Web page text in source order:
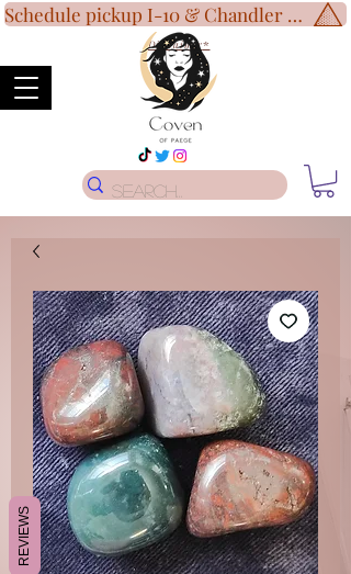
Disclaimer*
Schedule pickup I-10 & Chandler Blvd!
REVIEWS